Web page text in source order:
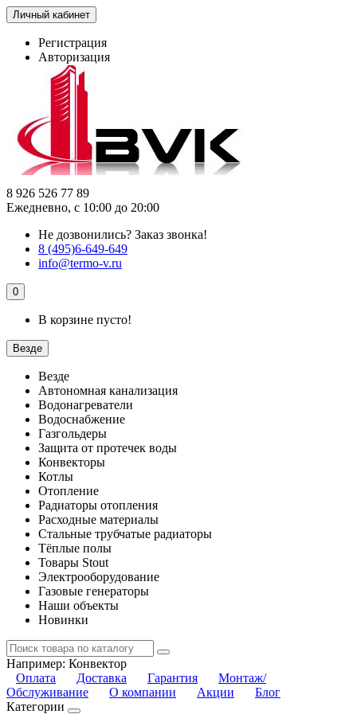
Личный кабинет
Регистрация
Авторизация
8 926 526 77 89
Ежедневно, с 10:00 до 20:00
Не дозвонились? Заказ звонка!
8 (495)6-649-649
info@termo-v.ru
0
В корзине пусто!
Везде
Везде
Автономная канализация
Водонагреватели
Водоснабжение
Газгольдеры
Защита от протечек воды
Конвекторы
Котлы
Отопление
Радиаторы отопления
Расходные материалы
Стальные трубчатые радиаторы
Тёплые полы
Товары Stout
Электрооборудование
Газовые генераторы
Наши объекты
Новинки
Например: Конвектор
Оплата
Доставка Гарантия
Монтаж/
Обслуживание
О компании Акции
Блог
Категории